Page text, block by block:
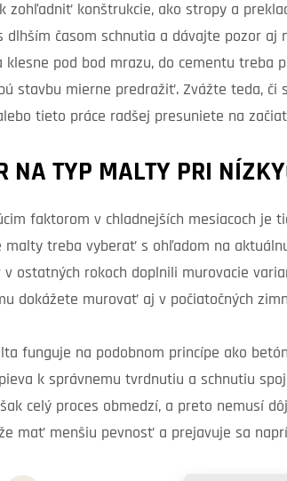
zohľadniť konštrukcie, ako stropy a
dlhším časom schnutia a dávajte pozor aj
klesne pod bod mrazu, do cementu treba
stavbu mierne predražiť. Zvážte teda, či
tieto práce radšej presuniete na
NA TYP MALTY PRI
faktorom v chladnejších mesiacoch je
malty treba vyberať s ohľadom na
v ostatných rokoch doplnili murovacie
dokážete murovať aj v počiatočných
funguje na podobnom princípe ako
k správnemu tvrdnutiu a schnutiu
celý proces obmedzí, a preto nemusí
mať menšiu pevnosť a prejavuje sa